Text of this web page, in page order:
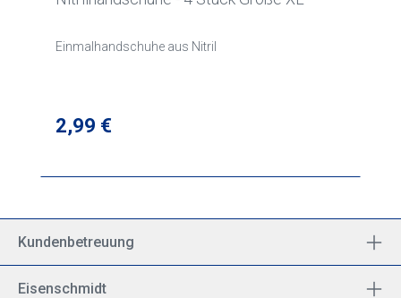
Einmalhandschuhe aus Nitril
Regulärer Preis:
2,99 €
Kundenbetreuung
Eisenschmidt